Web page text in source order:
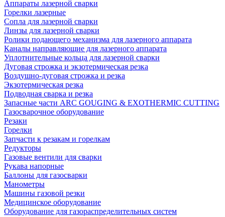
Аппараты лазерной сварки
Горелки лазерные
Сопла для лазерной сварки
Линзы для лазерной сварки
Ролики подающего механизма для лазерного аппарата
Каналы направляющие для лазерного аппарата
Уплотнительные кольца для лазерной сварки
Дуговая строжка и экзотермическая резка
Воздушно-дуговая строжка и резка
Экзотермическая резка
Подводная сварка и резка
Запасные части ARC GOUGING & EXOTHERMIC CUTTING
Газосварочное оборудование
Резаки
Горелки
Запчасти к резакам и горелкам
Редукторы
Газовые вентили для сварки
Рукава напорные
Баллоны для газосварки
Манометры
Машины газовой резки
Медицинское оборудование
Оборудование для газораспределительных систем